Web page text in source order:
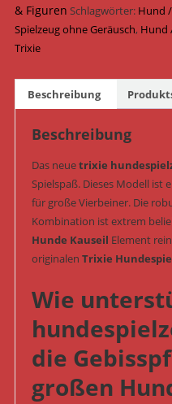
geräuschlos
37
cm
Nr.
3273)
& Figuren Schlagwörter: Hund
Spielzeug ohne Geräusch, Hund
Trixie
Beschreibung
Beschreibung
Das neuetrixie
Spielspaß. Dieses Modell ist
für große Vierbeiner. Die
Kombination ist extrem
Hunde Kauseil Element
originalen Trixie
Wie
die
großen